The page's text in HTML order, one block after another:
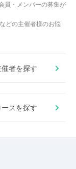
員・メンバーの募集が
どの主催者様のお悩
催者を探す
ースを探す